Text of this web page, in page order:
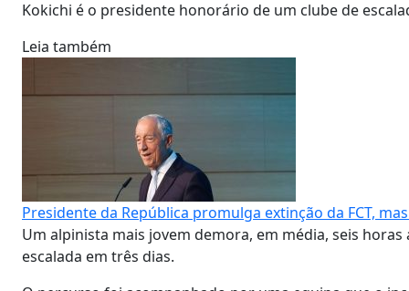
Kokichi é o presidente honorário de um clube de
Leia também
Presidente da República promulga extinção da FCT,
Um alpinista mais jovem demora, em média, seis
escalada em três dias.